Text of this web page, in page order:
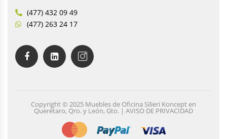
(477) 432 09 49
(477) 263 24 17
Copyright © 2025 Muebles de Oficina Silieri Koncept en
Querétaro, Qro. y León, Gto. | AVISO DE PRIVACIDAD